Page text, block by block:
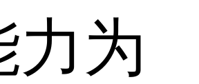
力为